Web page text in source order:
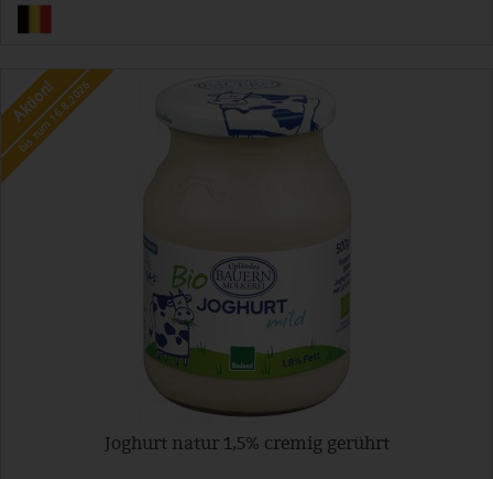
Aktion!
bis zum 16.8.2026
Joghurt natur 1,5% cremig gerührt